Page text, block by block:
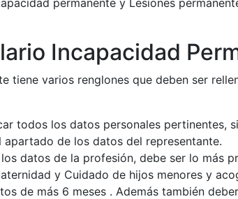
Incapacidad
tiene varios renglones que deben ser
todos los datos personales pertinentes,
de los datos del representante.
datos de la profesión, debe ser lo más
y Cuidado de hijos menores y
de más 6 meses . Además también